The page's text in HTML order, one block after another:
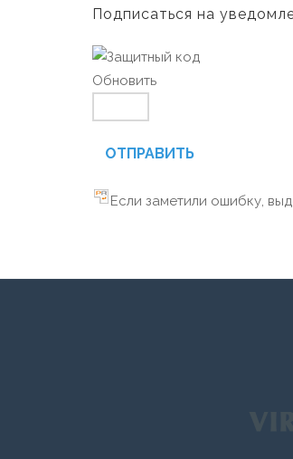
Подписаться на
Обновить
ОТПРАВИТЬ
Если заметили ошибку,